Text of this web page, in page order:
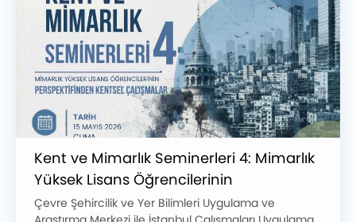
Kent ve Mimarlık Seminerleri 4: Mimarlık
Yüksek Lisans Öğrencilerinin
Perspektifinden Kentsel Çalışmalar
Çevre Şehircilik ve Yer Bilimleri Uygulama ve